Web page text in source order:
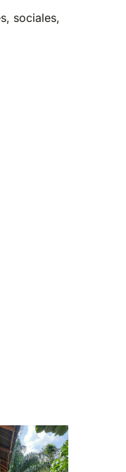
sociales,